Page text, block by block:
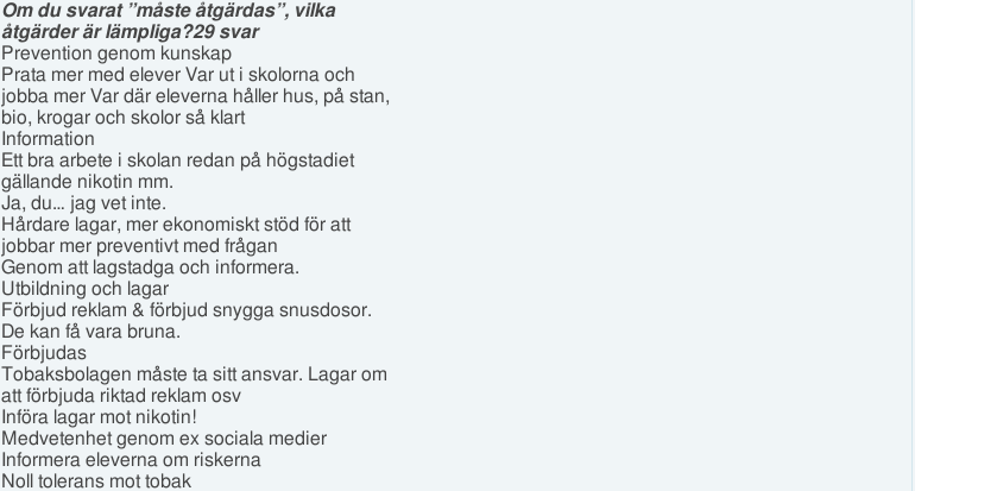
Om du svarat ”måste åtgärdas”, vilka
åtgärder är lämpliga?29 svar
Prevention genom kunskap
Prata mer med elever Var ut i skolorna och
jobba mer Var där eleverna håller hus, på stan,
bio, krogar och skolor så klart
Information
Ett bra arbete i skolan redan på högstadiet
gällande nikotin mm.
Ja, du… jag vet inte.
Hårdare lagar, mer ekonomiskt stöd för att
jobbar mer preventivt med frågan
Genom att lagstadga och informera.
Utbildning och lagar
Förbjud reklam & förbjud snygga snusdosor.
De kan få vara bruna.
Förbjudas
Tobaksbolagen måste ta sitt ansvar. Lagar om
att förbjuda riktad reklam osv
Införa lagar mot nikotin!
Medvetenhet genom ex sociala medier
Informera eleverna om riskerna
Noll tolerans mot tobak